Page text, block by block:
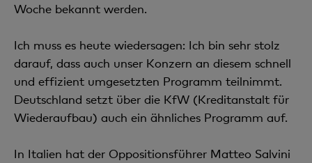
Woche bekannt werden.
Ich muss es heute wiedersagen: Ich bin sehr stolz
darauf, dass auch unser Konzern an diesem schnell
und effizient umgesetzten Programm teilnimmt.
Deutschland setzt über die KfW (Kreditanstalt für
Wiederaufbau) auch ein ähnliches Programm auf.
In Italien hat der Oppositionsführer Matteo Salvini